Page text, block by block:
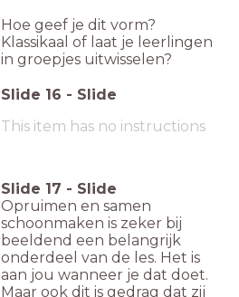
Hoe geef je dit vorm?
Klassikaal of laat je leerlingen
in groepjes uitwisselen?
Slide 16 - Slide
This item has no instructions
Slide 17 - Slide
Opruimen en samen
schoonmaken is zeker bij
beeldend een belangrijk
onderdeel van de les. Het is
aan jou wanneer je dat doet.
Maar ook dit is gedrag dat zij